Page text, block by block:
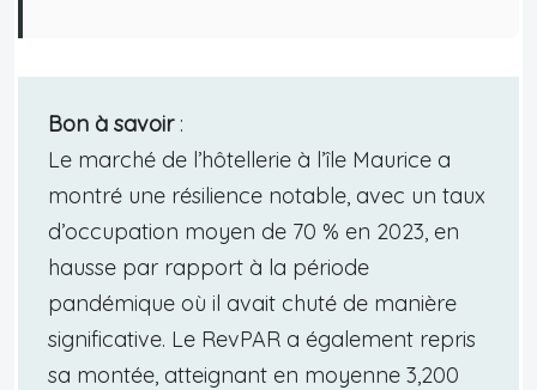
Bon à savoir:
Le marché de l’hôtellerie à l’île Maurice a
montré une résilience notable, avec un taux
d’occupation moyen de 70 % en 2023, en
hausse par rapport à la période
pandémique où il avait chuté de manière
significative. Le RevPAR a également repris
sa montée, atteignant en moyenne 3,200